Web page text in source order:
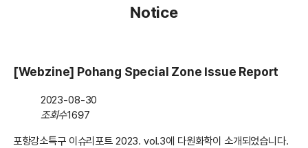
Notice
[Webzine] Pohang Special Zone Issue Report
2023-08-30
조회수1697
포항강소특구 이슈리포트 2023. vol.3에 다원화학이 소개되었습니다.